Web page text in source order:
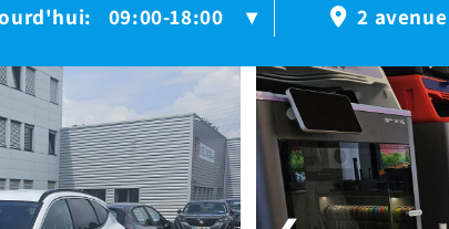
: 09:00-18:00 ▾ 2